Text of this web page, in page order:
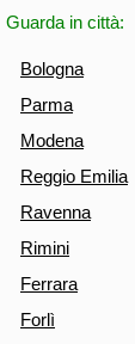
Guarda in città:
Bologna
Parma
Modena
Reggio Emilia
Ravenna
Rimini
Ferrara
Forlì